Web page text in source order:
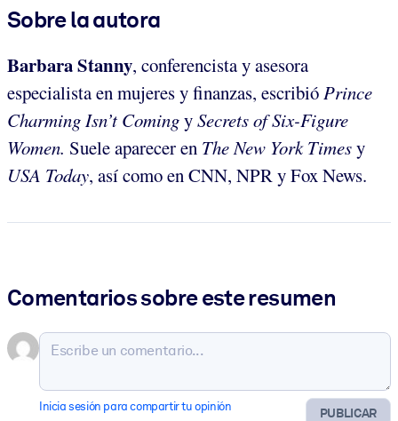
Sobre la autora
Barbara Stanny, conferencista y asesora
especialista en mujeres y finanzas, escribióPrince
Charming Isn’t ComingySecrets of Six-Figure
Women. Suele aparecer en The New York Timesy
USA Today, así como en CNN, NPR y Fox News.
Comentarios sobre este resumen
PUBLICAR
Inicia sesión para compartir tu opinión